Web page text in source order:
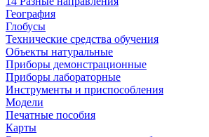
География
Глобусы
Технические средства обучения
Объекты натуральные
Приборы демонстрационные
Приборы лабораторные
Инструменты и приспособления
Модели
Печатные пособия
Карты